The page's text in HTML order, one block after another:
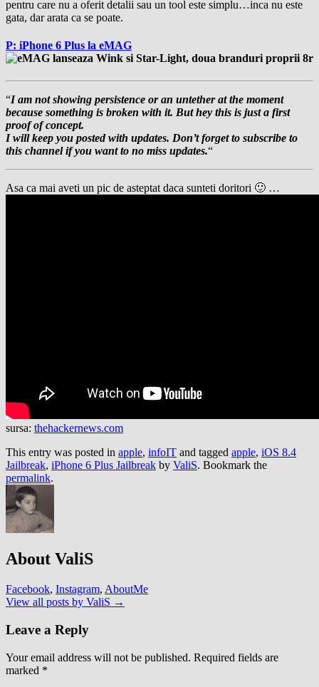
pentru care nu a oferit detalii sau un tool este simplu…inca nu este
gata, dar arata ca se poate.
P: iPhone 6 Plus la eMAG
“I am not showing persistence or an untether at the moment
because something is broken with it. But hey this is just a first
proof of concept.
I will keep you posted with updates. Don’t forget to subscribe to
this channel if you want to no miss updates.“
Asa ca mai aveti un pic de asteptat daca sunteti doritori 🙂 …
sursa: thehackernews.com
This entry was posted in apple, infoIT and tagged apple, iOS 8.4
Jailbreak, iPhone 6 Plus Jailbreak by ValiS. Bookmark the
permalink.
About ValiS
Facebook, Instagram, AboutMe
View all posts by ValiS →
Leave a Reply
Your email address will not be published. Required fields are
marked *